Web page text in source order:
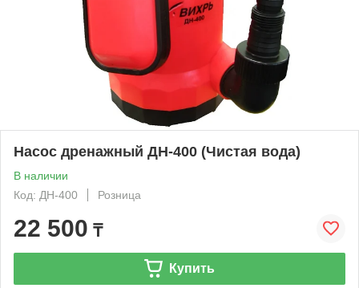
Насос дренажный ДН-400 (Чистая вода)
В наличии
Код: ДН-400
Розница
22 500 ₸
Купить